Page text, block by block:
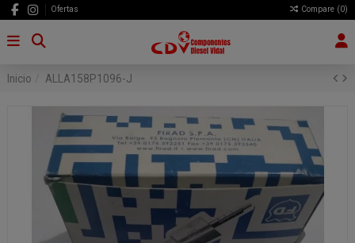
Ofertas Compare (0)
Inicio ALLA158P1096-J